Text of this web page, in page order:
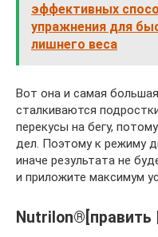
эффективных
упражнения для
лишнего веса
Вот она и самая
сталкиваются
перекусы на бегу,
дел. Поэтому к режиму
иначе результата не
и приложите максимум
Nutrilon®[править